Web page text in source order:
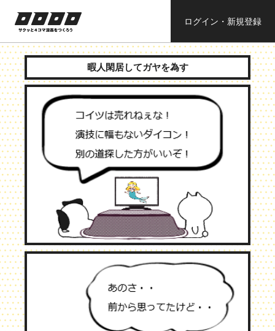
サクッと４コ
ママンガを作
ろう
ログイン・新規登録
暇人閑居してガヤを為す